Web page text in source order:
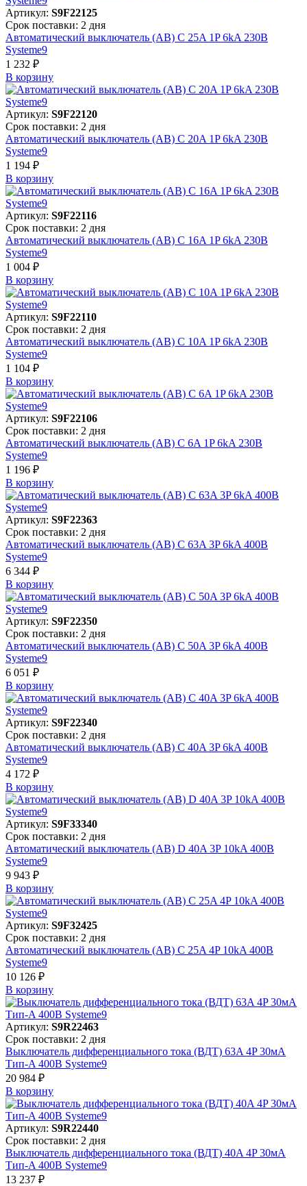
Артикул: S9F22125
Срок поставки: 2 дня
Автоматический выключатель (АВ) C 25A 1P 6kA 230В
Systeme9
1 232 ₽
В корзинy
Артикул: S9F22120
Срок поставки: 2 дня
Автоматический выключатель (АВ) C 20A 1P 6kA 230В
Systeme9
1 194 ₽
В корзинy
Артикул: S9F22116
Срок поставки: 2 дня
Автоматический выключатель (АВ) C 16A 1P 6kA 230В
Systeme9
1 004 ₽
В корзинy
Артикул: S9F22110
Срок поставки: 2 дня
Автоматический выключатель (АВ) C 10A 1P 6kA 230В
Systeme9
1 104 ₽
В корзинy
Артикул: S9F22106
Срок поставки: 2 дня
Автоматический выключатель (АВ) C 6A 1P 6kA 230В
Systeme9
1 196 ₽
В корзинy
Артикул: S9F22363
Срок поставки: 2 дня
Автоматический выключатель (АВ) C 63A 3P 6kA 400В
Systeme9
6 344 ₽
В корзинy
Артикул: S9F22350
Срок поставки: 2 дня
Автоматический выключатель (АВ) C 50A 3P 6kA 400В
Systeme9
6 051 ₽
В корзинy
Артикул: S9F22340
Срок поставки: 2 дня
Автоматический выключатель (АВ) C 40A 3P 6kA 400В
Systeme9
4 172 ₽
В корзинy
Артикул: S9F33340
Срок поставки: 2 дня
Автоматический выключатель (АВ) D 40A 3P 10kA 400В
Systeme9
9 943 ₽
В корзинy
Артикул: S9F32425
Срок поставки: 2 дня
Автоматический выключатель (АВ) C 25A 4P 10kA 400В
Systeme9
10 126 ₽
В корзинy
Артикул: S9R22463
Срок поставки: 2 дня
Выключатель дифференциального тока (ВДТ) 63A 4P 30мА
Тип-A 400В Systeme9
20 984 ₽
В корзинy
Артикул: S9R22440
Срок поставки: 2 дня
Выключатель дифференциального тока (ВДТ) 40A 4P 30мА
Тип-A 400В Systeme9
13 237 ₽